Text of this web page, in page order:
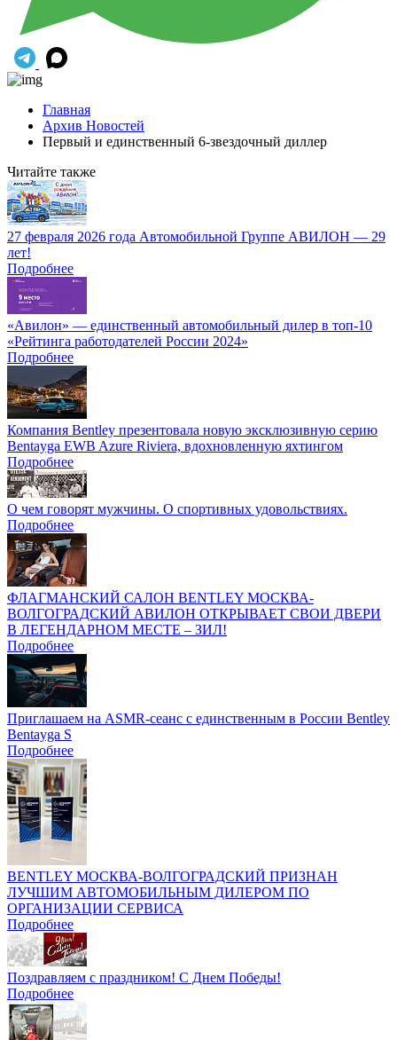
Главная
Архив Новостей
Первый и единственный 6-звездочный диллер
Читайте также
27 февраля 2026 года Автомобильной Группе АВИЛОН — 29
лет!
Подробнее
«Авилон» — единственный автомобильный дилер в топ-10
«Рейтинга работодателей России 2024»
Подробнее
Компания Bentley презентовала новую эксклюзивную серию
Bentayga EWB Azure Riviera, вдохновленную яхтингом
Подробнее
О чем говорят мужчины. О спортивных удовольствиях.
Подробнее
ФЛАГМАНСКИЙ САЛОН BENTLEY МОСКВА-
ВОЛГОГРАДСКИЙ АВИЛОН ОТКРЫВАЕТ СВОИ ДВЕРИ
В ЛЕГЕНДАРНОМ МЕСТЕ – ЗИЛ!
Подробнее
Приглашаем на ASMR-сеанс с единственным в России Bentley
Bentayga S
Подробнее
BENTLEY МОСКВА-ВОЛГОГРАДСКИЙ ПРИЗНАН
ЛУЧШИМ АВТОМОБИЛЬНЫМ ДИЛЕРОМ ПО
ОРГАНИЗАЦИИ СЕРВИСА
Подробнее
Поздравляем с праздником! С Днем Победы!
Подробнее